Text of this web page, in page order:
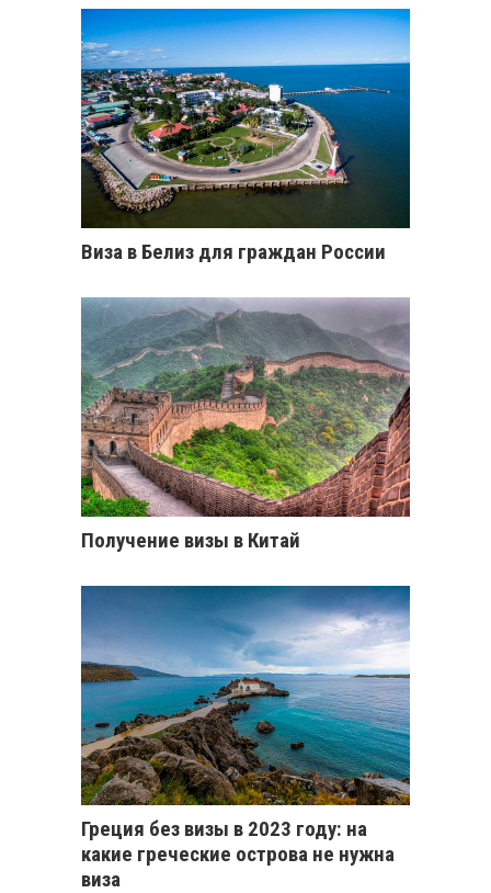
Виза в Белиз для граждан России
Получение визы в Китай
Греция без визы в 2023 году: на
какие греческие острова не нужна
виза